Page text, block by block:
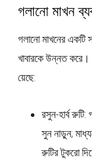
গলানো মাখন
গলানো মাখনের একটি
খাবারকে উন্নত করে।
য়েছে:
রসুন-হার্ব
সুন নাড়ুন;
রুটির টুকরো